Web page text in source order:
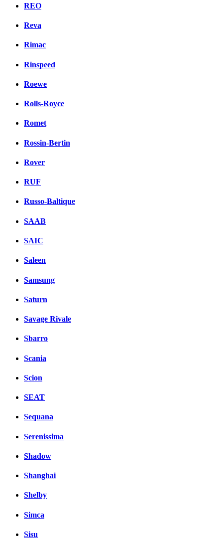
REO
Reva
Rimac
Rinspeed
Roewe
Rolls-Royce
Romet
Rossin-Bertin
Rover
RUF
Russo-Baltique
SAAB
SAIC
Saleen
Samsung
Saturn
Savage Rivale
Sbarro
Scania
Scion
SEAT
Sequana
Serenissima
Shadow
Shanghai
Shelby
Simca
Sisu